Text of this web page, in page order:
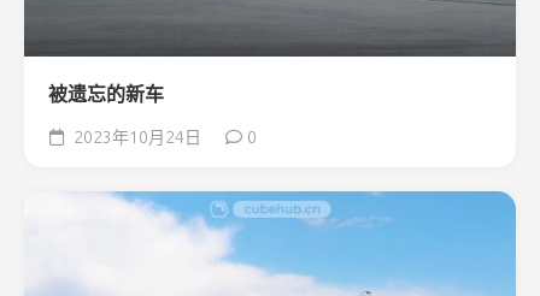
被遗忘的新车
2023年10月24日 0